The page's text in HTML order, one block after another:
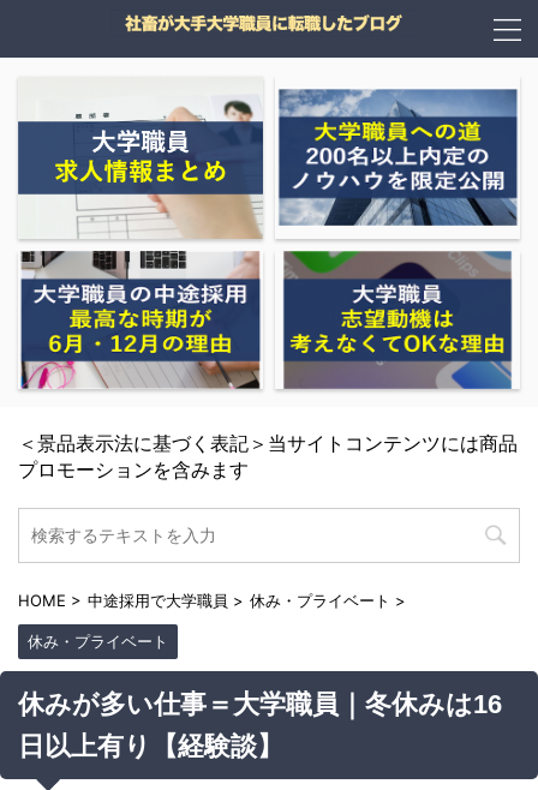
＜景品表示法に基づく表記＞当サイトコンテンツには商品
プロモーションを含みます
HOME > 中途採用で大学職員 > 休み・プライベート >
休み・プライベート
休みが多い仕事＝大学職員｜冬休みは16
日以上有り【経験談】